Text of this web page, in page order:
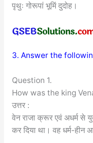
पृथुः गोरूपां भूमिं दुदोह।
3. Answer the
Question 1.
How was the king
उत्तर :
वेन राजा क्रूर एवं अधर्म से
कर दिया था। वह धर्म-हीन